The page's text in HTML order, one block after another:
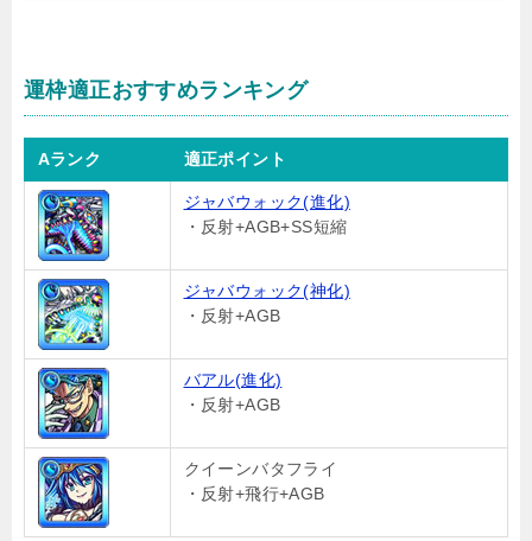
運枠適正おすすめランキング
Aランク 適正ポイント
ジャバウォック(進化)
・反射+AGB+SS短縮
ジャバウォック(神化)
・反射+AGB
バアル(進化)
・反射+AGB
クイーンバタフライ
・反射+飛行+AGB